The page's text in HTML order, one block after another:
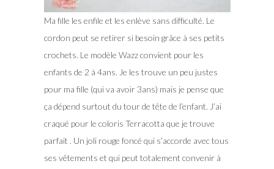
Ma fille les enfile et les enlève sans difficulté. Le
cordon peut se retirer si besoin grâce à ses petits
crochets. Le modèle Wazz convient pour les
enfants de 2 à 4ans. Je les trouve un peu justes
pour ma fille (qui va avoir 3ans) mais je pense que
ça dépend surtout du tour de tête de l’enfant. J’ai
craqué pour le coloris Terracotta que je trouve
parfait . Un joli rouge foncé qui s’accorde avec tous
ses vêtements et qui peut totalement convenir à